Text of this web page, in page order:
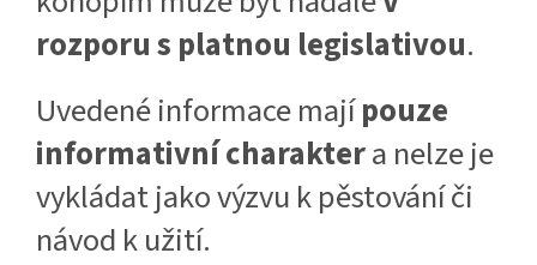
rozporu s platnou legislativou.
Uvedené informace majípouze
informativní charaktera nelze je
vykládat jako výzvu k pěstování či
návod k užití.